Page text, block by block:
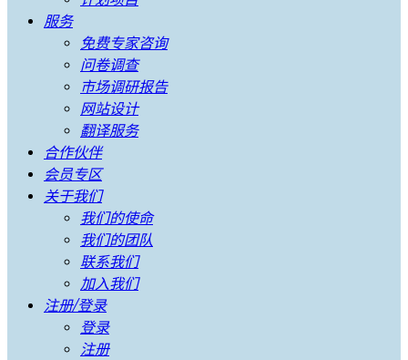
服务
免费专家咨询
问卷调查
市场调研报告
网站设计
翻译服务
合作伙伴
会员专区
关于我们
我们的使命
我们的团队
联系我们
加入我们
注册/登录
登录
注册